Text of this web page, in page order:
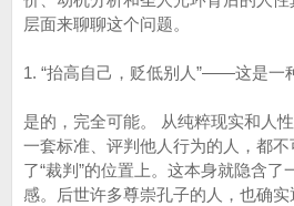
层面来聊聊这个问题。
1. “抬高自己，贬低别人”——这是一
是的，完全可能。 从纯粹现实和人
一套标准、评判他人行为的人，都
了“裁判”的位置上。这本身就隐含了
感。后世许多尊崇孔子的人，也确